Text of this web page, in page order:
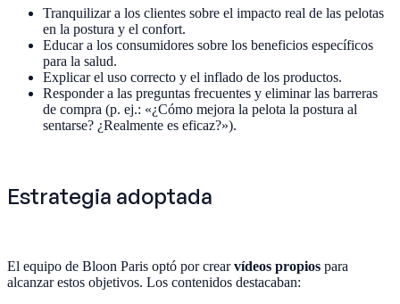
Tranquilizar a los clientes sobre el impacto real de las pelotas
en la postura y el confort.
Educar a los consumidores sobre los beneficios específicos
para la salud.
Explicar el uso correcto y el inflado de los productos.
Responder a las preguntas frecuentes y eliminar las barreras
de compra (p. ej.: «¿Cómo mejora la pelota la postura al
sentarse? ¿Realmente es eficaz?»).
Estrategia adoptada
El equipo de Bloon Paris optó por crearvídeos propios para
alcanzar estos objetivos. Los contenidos destacaban: